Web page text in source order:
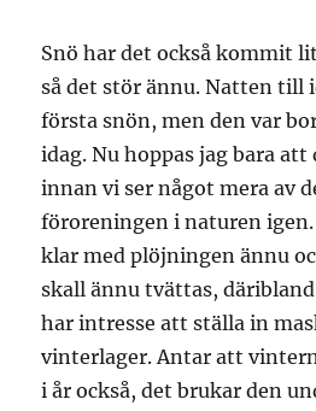
Snö har det också kommit
så det stör ännu. Natten till
första snön, men den var
idag. Nu hoppas jag bara
innan vi ser något mera av
föroreningen i naturen
klar med plöjningen ännu
skall ännu tvättas,
har intresse att ställa in
vinterlager. Antar att
i år också, det brukar den